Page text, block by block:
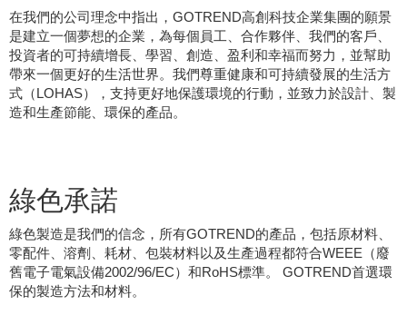
在我們的公司理念中指出，GOTREND高創科技企業集團的願景
是建立一個夢想的企業，為每個員工、合作夥伴、我們的客戶、
投資者的可持續增長、學習、創造、盈利和幸福而努力，並幫助
帶來一個更好的生活世界。我們尊重健康和可持續發展的生活方
式（LOHAS），支持更好地保護環境的行動，並致力於設計、製
造和生產節能、環保的產品。
綠色承諾
綠色製造是我們的信念，所有GOTREND的產品，包括原材料、
零配件、溶劑、耗材、包裝材料以及生產過程都符合WEEE（廢
舊電子電氣設備2002/96/EC）和RoHS標準。 GOTREND首選環
保的製造方法和材料。